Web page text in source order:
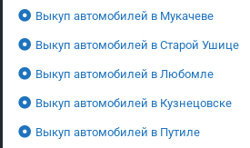
Выкуп автомобилей в Мукачеве
Выкуп автомобилей в Старой Ушице
Выкуп автомобилей в Любомле
Выкуп автомобилей в Кузнецовске
Выкуп автомобилей в Путиле